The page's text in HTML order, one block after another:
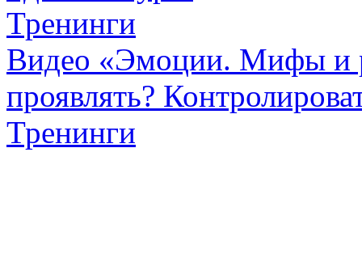
Тренинги
Видео «Эмоции. Мифы и
проявлять?
Тренинги